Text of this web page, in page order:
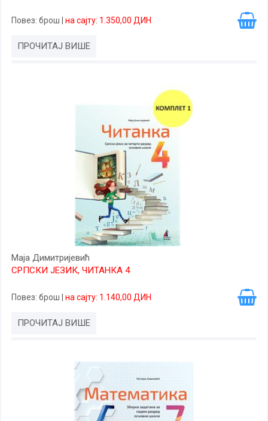
Повез: брош на сајту: 1.350,00 ДИН
ПРОЧИТАЈ ВИШЕ
Маја Димитријевић
СРПСКИ ЈЕЗИК, ЧИТАНКА 4
Повез: брош на сајту: 1.140,00 ДИН
ПРОЧИТАЈ ВИШЕ